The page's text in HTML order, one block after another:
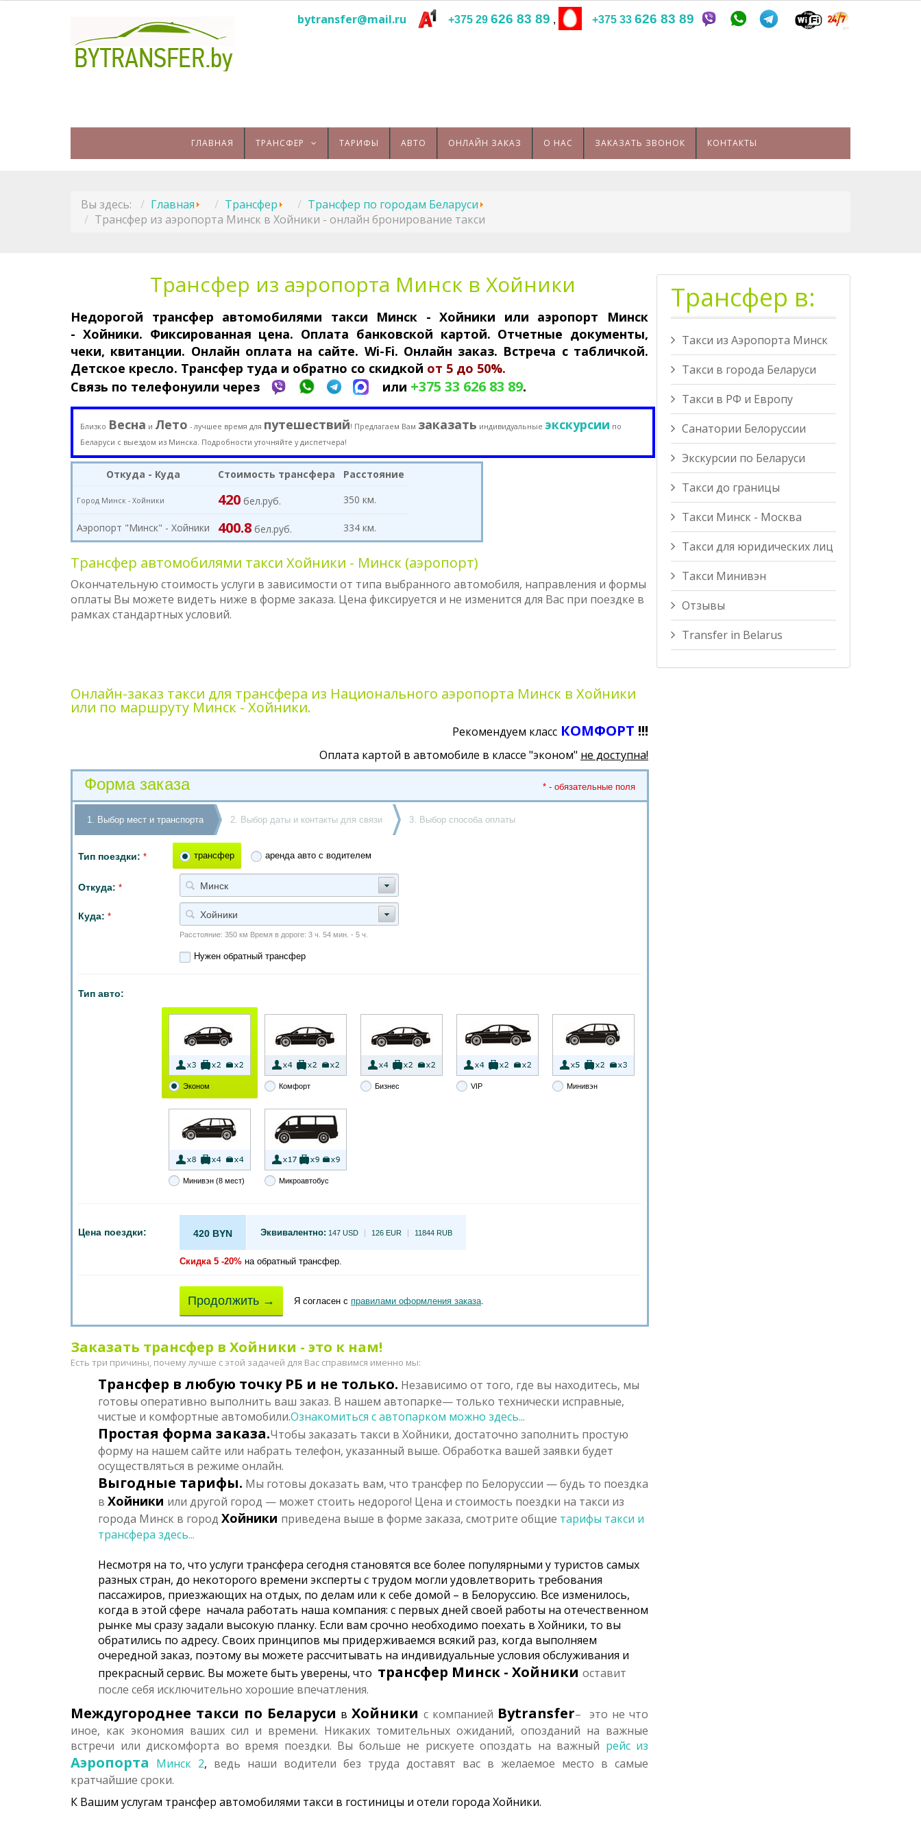
bytransfer@mail.ru +375 29 626 83 89 , +375 33 626 83 89
ГЛАВНАЯ ТРАНСФЕР ТАРИФЫ АВТО ОНЛАЙН ЗАКАЗ О НАС ЗАКАЗАТЬ ЗВОНОК КОНТАКТЫ
Вы здесь: Главная Трансфер
Трансфер по городам Беларуси
Трансфер из аэропорта Минск в Хойники - онлайн бронирование такси
Трансфер из аэропорта Минск в Хойники
Недорогой трансфер авто­моби­лями такси Минск - Хойники или аэропорт Минск
- Хойники. Фикси­рован­ная цена. Оплата банковской картой. Отчетные документы,
чеки, квитанции. Онлайн оплата на сайте. Wi-Fi. Онлайн заказ. Встреча с табличкой.
Детское кресло. Трансфер туда и обратно со скидкой от 5 до 50%.
Связь по телефонуили через или +375 33 626 83 89.
Близко Весна и Лето - лучшее время для путешествий! Предлагаем Вам заказать индивидуальные экскурсии по
Беларуси с выездом из Минска. Подробности уточняйте у диспетчера!
Откуда - Куда Стоимость трансфера Расстояние
Город Минск - Хойники 420 бел.руб. 350 км.
Аэропорт "Минск" - Хойники 400.8 бел.руб. 334 км.
Трансфер автомобилями такси Хойники - Минск (аэропорт)
Окончательную стоимость услуги в зависимости от типа выбранного автомобиля, направления и формы
оплаты Вы можете видеть ниже в форме заказа. Цена фиксируется и не изменится для Вас при поездке в
рамках стандартных условий.
Онлайн-заказ такси для трансфера из Национального аэропорта Минск в Хойники
или по маршруту Минск - Хойники.
Рекомендуем класс КОМФОРТ !!!
Оплата картой в автомобиле в классе "эконом" не доступна!
Форма заказа * - обязательные поля
1. Выбор мест и транспорта 2. Выбор даты и контакты для связи 3. Выбор способа оплаты
Тип поездки: * трансфер аренда авто с водителем
Откуда: * Минск
Куда: * Хойники
Расстояние: 350 км Время в дороге: 3 ч. 54 мин. - 5 ч.
Нужен обратный трансфер
Тип авто:
Эконом Комфорт Бизнес VIP Минивэн
Минивэн (8 мест) Микроавтобус
Цена поездки: 420 BYN Эквивалентно: 147 USD 126 EUR 11844 RUB
Скидка 5 -20% на обратный трансфер.
Продолжить → Я согласен с правилами оформления заказа.
Заказать трансфер в Хойники - это к нам!
Есть три причины, почему лучше с этой задачей для Вас справимся именно мы:
Трансфер в любую точку РБ и не только. Независимо от того, где вы находитесь, мы
готовы оперативно выполнить ваш заказ. В нашем автопарке— только технически исправные,
чистые и комфортные автомобили.Ознакомиться с автопарком можно здесь...
Простая форма заказа.Чтобы заказать такси в Хойники, достаточно заполнить простую
форму на нашем сайте или набрать телефон, указанный выше. Обработка вашей заявки будет
осуществляться в режиме онлайн.
Выгодные тарифы. Мы готовы доказать вам, что трансфер по Белоруссии — будь то поездка
в Хойники или другой город — может стоить недорого! Цена и стоимость поездки на такси из
города Минск в город Хойники приведена выше в форме заказа, смотрите общие тарифы такси и
трансфера здесь...
Несмотря на то, что услуги трансфера сегодня становятся все более популярными у туристов самых
разных стран, до некоторого времени эксперты с трудом могли удовлетворить требования
пассажиров, приезжающих на отдых, по делам или к себе домой – в Белоруссию. Все изменилось,
когда в этой сфере начала работать наша компания: с первых дней своей работы на отечественном
рынке мы сразу задали высокую планку. Если вам срочно необходимо поехать в Хойники, то вы
обратились по адресу. Своих принципов мы придерживаемся всякий раз, когда выполняем
очередной заказ, поэтому вы можете рассчитывать на индивидуальные условия обслуживания и
прекрасный сервис. Вы можете быть уверены, что трансфер Минск - Хойники оставит
после себя исключительно хорошие впечатления.
Междугороднее такси по Беларуси вХойники с компанией Bytransfer– это не что
иное, как экономия ваших сил и времени. Никаких томительных ожиданий, опозданий на важные
встречи или дискомфорта во время поездки. Вы больше не рискуете опоздать на важный рейс из
Аэропорта Минск 2, ведь наши водители без труда доставят вас в желаемое место в самые
кратчайшие сроки.
К Вашим услугам трансфер автомобилями такси в гостиницы и отели города Хойники.
Трансфер в:
Такси из Аэропорта Минск
Такси в города Беларуси
Такси в РФ и Европу
Санатории Белоруссии
Экскурсии по Беларуси
Такси до границы
Такси Минск - Москва
Такси для юридических лиц
Такси Минивэн
Отзывы
Transfer in Belarus